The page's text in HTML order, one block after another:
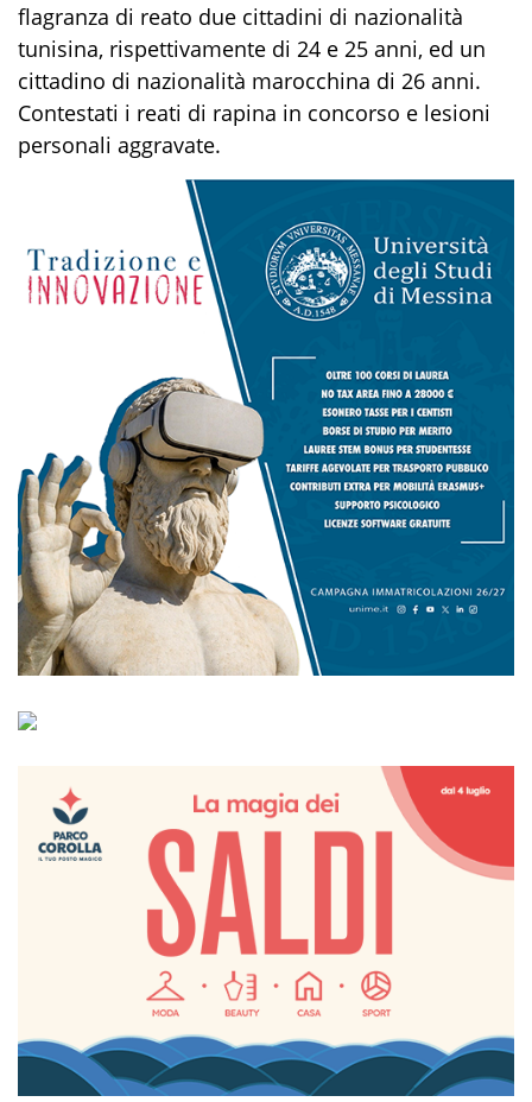
flagranza di reato due cittadini di nazionalità
tunisina, rispettivamente di 24 e 25 anni, ed un
cittadino di nazionalità marocchina di 26 anni.
Contestati i reati di rapina in concorso e lesioni
personali aggravate.